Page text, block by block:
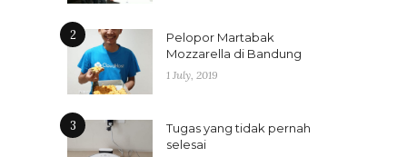
2
Pelopor Martabak
Mozzarella di Bandung
1 July, 2019
3
Tugas yang tidak pernah
selesai